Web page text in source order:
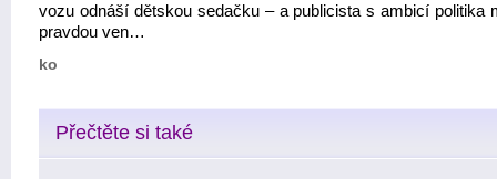
vozu odnáší dětskou sedačku – a publicista s ambicí politika
pravdou ven…
ko
Přečtěte si také